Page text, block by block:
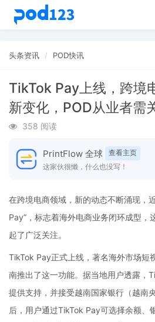
头条资讯 POD快讯
TikTok Pay上线，跨境
新变化，POD从业者需
358 阅读
PrintFlow 全球
查看主页
这家伙很懒，什么也没写！
在跨境电商领域，新的动态不断涌现，
Pay”，标志着海外电商业务闭环成型，
起了广泛关注。
TikTok Pay正式上线，著名海外市场短
南推出了这一功能。据当地用户透露，
提供支持，并接受越南国家银行（越南
后，用户通过TikTok Pay可选择余额、